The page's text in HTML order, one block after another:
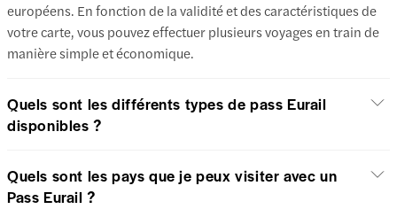
européens. En fonction de la validité et des caractéristiques de
votre carte, vous pouvez effectuer plusieurs voyages en train de
manière simple et économique.
Quels sont les différents types de pass Eurail
disponibles ?
Quels sont les pays que je peux visiter avec un
Pass Eurail ?